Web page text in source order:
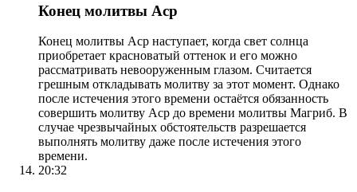
Конец молитвы Аср
Конец молитвы Аср наступает, когда свет солнца
приобретает красноватый оттенок и его можно
рассматривать невооруженным глазом. Считается
грешным откладывать молитву за этот момент. Однако
после истечения этого времени остаётся обязанность
совершить молитву Аср до времени молитвы Магриб. В
случае чрезвычайных обстоятельств разрешается
выполнять молитву даже после истечения этого
времени.
20:32